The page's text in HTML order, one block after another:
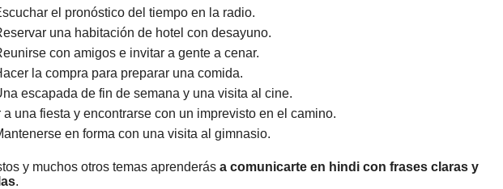
el pronóstico del tiempo en la radio.
una habitación de hotel con desayuno.
con amigos e invitar a gente a cenar.
la compra para preparar una comida.
escapada de fin de semana y una visita al cine.
a una fiesta y encontrarse con un imprevisto en el camino.
en forma con una visita al gimnasio.
y muchos otros temas aprenderás a comunicarte en hindi con frases claras y
.